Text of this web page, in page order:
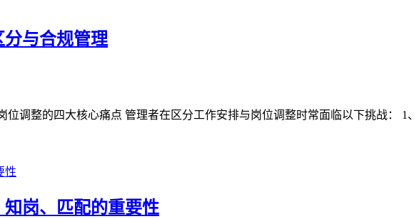
与合规管理
调整的四大核心痛点 管理者在区分工作安排与岗位调整时常面临以下挑战： 1
岗、匹配的重要性